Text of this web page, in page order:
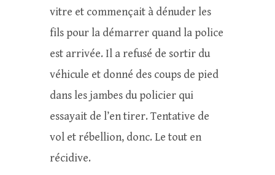
vitre et commençait à dénuder les
fils pour la démarrer quand la police
est arrivée. Il a refusé de sortir du
véhicule et donné des coups de pied
dans les jambes du policier qui
essayait de l’en tirer. Tentative de
vol et rébellion, donc. Le tout en
récidive.